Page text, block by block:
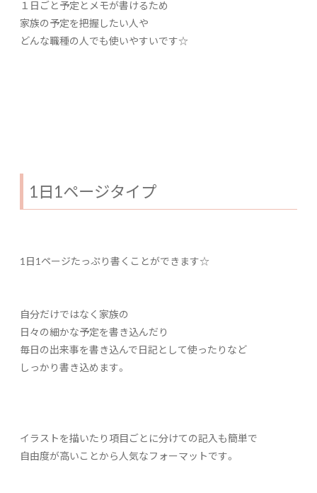
１日ごと予定とメモが書けるため
家族の予定を把握したい人や
どんな職種の人でも使いやすいです☆
1日1ページタイプ
1日1ページたっぷり書くことができます☆
自分だけではなく家族の
日々の細かな予定を書き込んだり
毎日の出来事を書き込んで日記として使ったりなど
しっかり書き込めます。
イラストを描いたり項目ごとに分けての記入も簡単で
自由度が高いことから人気なフォーマットです。